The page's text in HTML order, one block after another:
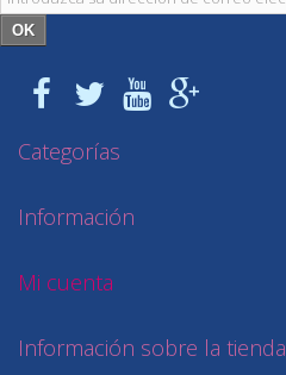
OK
Categorías
Información
Mi cuenta
Información sobre la tienda